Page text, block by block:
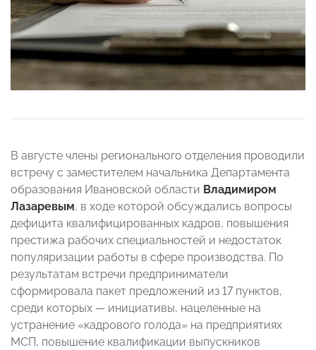
В августе члены регионального отделения проводили
встречу с заместителем начальника Департамента
образования Ивановской области Владимиром
Лазаревым, в ходе которой обсуждались вопросы
дефицита квалифицированных кадров, повышения
престижа рабочих специальностей и недостаток
популяризации работы в сфере производства. По
результатам встречи предприниматели
сформировала пакет предложений из 17 пунктов,
среди которых — инициативы, нацеленные на
устранение «кадрового голода» на предприятиях
МСП, повышение квалификации выпускников